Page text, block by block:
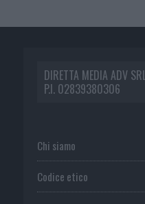
DIRETTA MEDIA ADV SRL
P.I. 02839380306
Chi siamo
Codice etico